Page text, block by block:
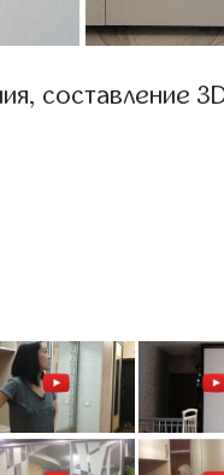
составление